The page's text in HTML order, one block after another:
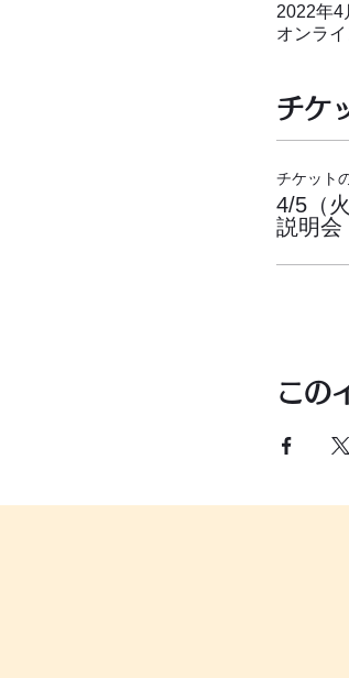
2022年4
オンラ
チケ
チケット
4/5（
説明会
この